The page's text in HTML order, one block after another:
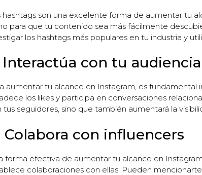
hashtags son una excelente forma de aumentar tu
para que tu contenido sea más fácilmente
los hashtags más populares en tu industria y
Interactúa con tu audiencia
aumentar tu alcance en Instagram, es
los likes y participa en conversaciones
tus seguidores, sino que también aumentará la
Colabora con influencers
forma efectiva de aumentar tu alcance en
colaboraciones con ellas. Pueden